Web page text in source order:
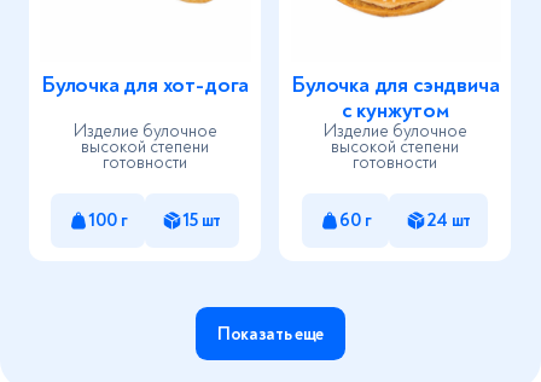
Булочка для хот-дога
Изделие булочное
высокой степени
готовности
100 г 15 шт
Булочка для сэндвича
с кунжутом
Изделие булочное
высокой степени
готовности
60 г 24 шт
Показать еще